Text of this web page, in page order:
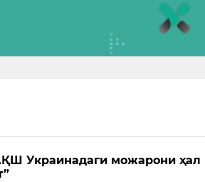
Украинадаги можарони ҳал